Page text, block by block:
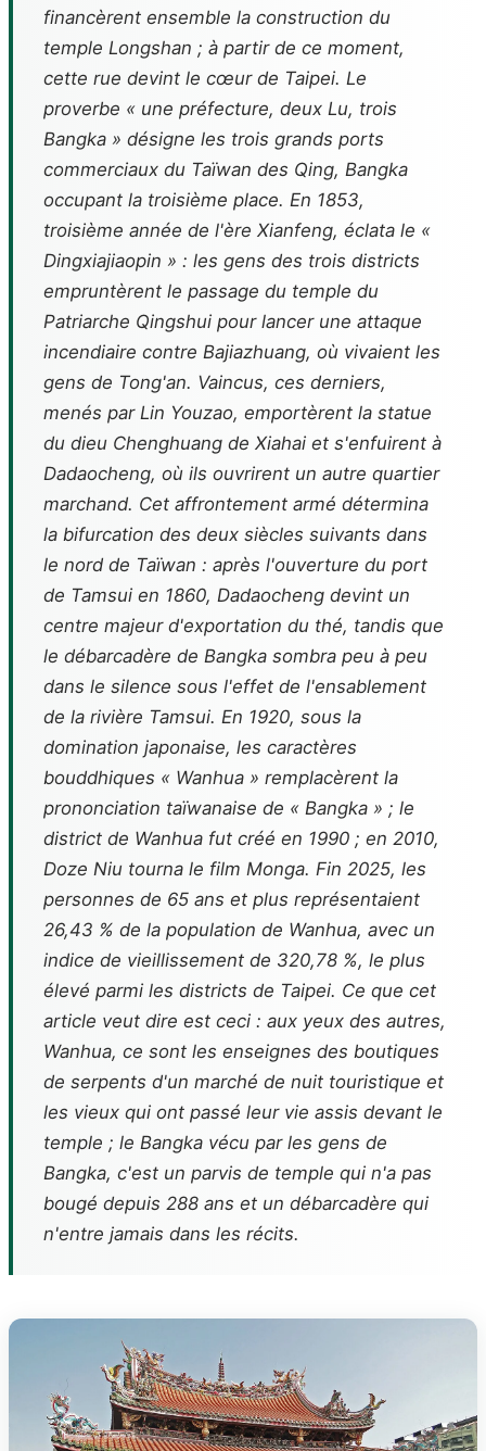
financèrent ensemble la construction du
temple Longshan ; à partir de ce moment,
cette rue devint le cœur de Taipei. Le
proverbe « une préfecture, deux Lu, trois
Bangka » désigne les trois grands ports
commerciaux du Taïwan des Qing, Bangka
occupant la troisième place. En 1853,
troisième année de l'ère Xianfeng, éclata le «
Dingxiajiaopin » : les gens des trois districts
empruntèrent le passage du temple du
Patriarche Qingshui pour lancer une attaque
incendiaire contre Bajiazhuang, où vivaient les
gens de Tong'an. Vaincus, ces derniers,
menés par Lin Youzao, emportèrent la statue
du dieu Chenghuang de Xiahai et s'enfuirent à
Dadaocheng, où ils ouvrirent un autre quartier
marchand. Cet affrontement armé détermina
la bifurcation des deux siècles suivants dans
le nord de Taïwan : après l'ouverture du port
de Tamsui en 1860, Dadaocheng devint un
centre majeur d'exportation du thé, tandis que
le débarcadère de Bangka sombra peu à peu
dans le silence sous l'effet de l'ensablement
de la rivière Tamsui. En 1920, sous la
domination japonaise, les caractères
bouddhiques « Wanhua » remplacèrent la
prononciation taïwanaise de « Bangka » ; le
district de Wanhua fut créé en 1990 ; en 2010,
Doze Niu tourna le film Monga. Fin 2025, les
personnes de 65 ans et plus représentaient
26,43 % de la population de Wanhua, avec un
indice de vieillissement de 320,78 %, le plus
élevé parmi les districts de Taipei. Ce que cet
article veut dire est ceci : aux yeux des autres,
Wanhua, ce sont les enseignes des boutiques
de serpents d'un marché de nuit touristique et
les vieux qui ont passé leur vie assis devant le
temple ; le Bangka vécu par les gens de
Bangka, c'est un parvis de temple qui n'a pas
bougé depuis 288 ans et un débarcadère qui
n'entre jamais dans les récits.